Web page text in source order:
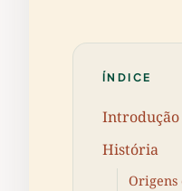
ÍNDICE
Introdução
História
Origens